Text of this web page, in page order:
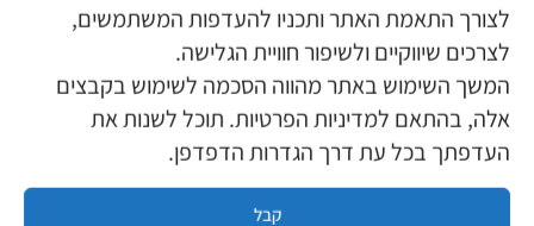
לצורך התאמת האתר ותכניו להעדפות המשתמשים,
לצרכים שיווקיים ולשיפור חוויית הגלישה.
המשך השימוש באתר מהווה הסכמה לשימוש בקבצים
אלה, בהתאם למדיניות הפרטיות. תוכל לשנות את
העדפתך בכל עת דרך הגדרות הדפדפן.
קבל